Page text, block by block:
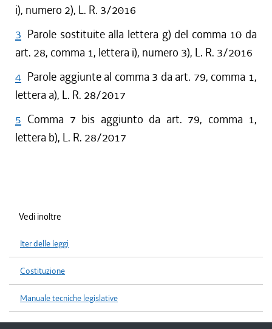
i), numero 2), L. R. 3/2016
3 Parole sostituite alla lettera g) del comma 10 da
art. 28, comma 1, lettera i), numero 3), L. R. 3/2016
4 Parole aggiunte al comma 3 da art. 79, comma 1,
lettera a), L. R. 28/2017
5 Comma 7 bis aggiunto da art. 79, comma 1,
lettera b), L. R. 28/2017
Vedi inoltre
Iter delle leggi
Costituzione
Manuale tecniche legislative